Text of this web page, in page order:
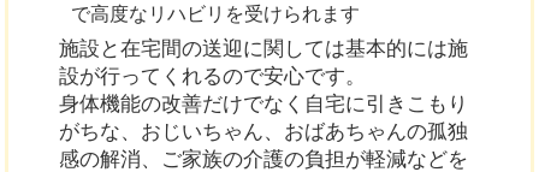
で高度なリハビリを受けられます
施設と在宅間の送迎に関しては基本的には施
設が行ってくれるので安心です。
身体機能の改善だけでなく自宅に引きこもり
がちな、おじいちゃん、おばあちゃんの孤独
感の解消、ご家族の介護の負担が軽減などを